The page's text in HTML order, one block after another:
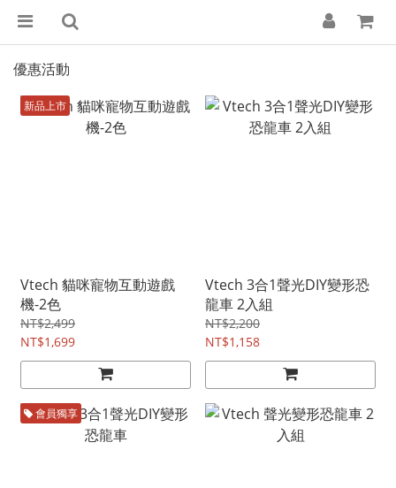
優惠活動
新品上市
Vtech 貓咪寵物互動遊戲
機-2色
NT$2,499
NT$1,699
Vtech 3合1聲光DIY變形恐
龍車 2入組
NT$2,200
NT$1,158
會員獨享